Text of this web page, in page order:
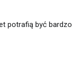
potrafią być bardzo